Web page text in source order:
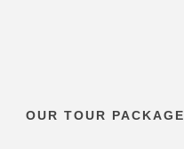
OUR TOUR PACKAGE